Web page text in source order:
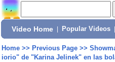
Video Home Popular Videos
Home>> Previous Page>>
iorio" de "Karina Jelinek" en las